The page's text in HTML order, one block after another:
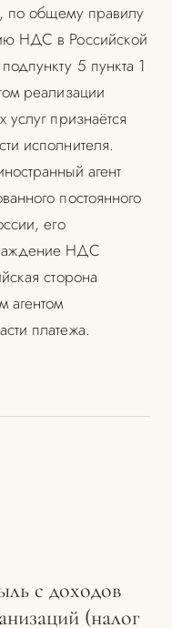
по общему правилу
НДС в Российской
5 пункта 1
реализации
услуг признаётся
исполнителя.
агент
постоянного
его
НДС
сторона
агентом
платежа.
с доходов
(налог